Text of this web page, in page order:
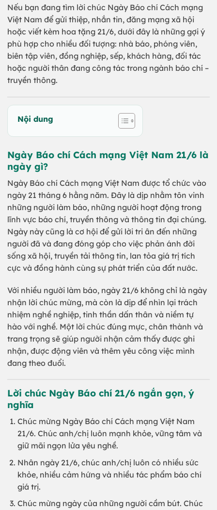
Nếu bạn đang tìm lời chúc Ngày Báo chí Cách mạng
Việt Nam để gửi thiệp, nhắn tin, đăng mạng xã hội
hoặc viết kèm hoa tặng 21/6, dưới đây là những gợi ý
phù hợp cho nhiều đối tượng: nhà báo, phóng viên,
biên tập viên, đồng nghiệp, sếp, khách hàng, đối tác
hoặc người thân đang công tác trong ngành báo chí –
truyền thông.
Nội dung
Ngày Báo chí Cách mạng Việt Nam 21/6 là
ngày gì?
Ngày Báo chí Cách mạng Việt Nam được tổ chức vào
ngày 21 tháng 6 hằng năm. Đây là dịp nhằm tôn vinh
những người làm báo, những người hoạt động trong
lĩnh vực báo chí, truyền thông và thông tin đại chúng.
Ngày này cũng là cơ hội để gửi lời tri ân đến những
người đã và đang đóng góp cho việc phản ánh đời
sống xã hội, truyền tải thông tin, lan tỏa giá trị tích
cực và đồng hành cùng sự phát triển của đất nước.
Với nhiều người làm báo, ngày 21/6 không chỉ là ngày
nhận lời chúc mừng, mà còn là dịp để nhìn lại trách
nhiệm nghề nghiệp, tinh thần dấn thân và niềm tự
hào với nghề. Một lời chúc đúng mực, chân thành và
trang trọng sẽ giúp người nhận cảm thấy được ghi
nhận, được động viên và thêm yêu công việc mình
đang theo đuổi.
Lời chúc Ngày Báo chí 21/6 ngắn gọn, ý
nghĩa
Chúc mừng Ngày Báo chí Cách mạng Việt Nam
21/6. Chúc anh/chị luôn mạnh khỏe, vững tâm và
giữ mãi ngọn lửa yêu nghề.
Nhân ngày 21/6, chúc anh/chị luôn có nhiều sức
khỏe, nhiều cảm hứng và nhiều tác phẩm báo chí
giá trị.
Chúc mừng ngày của những người cầm bút. Chúc